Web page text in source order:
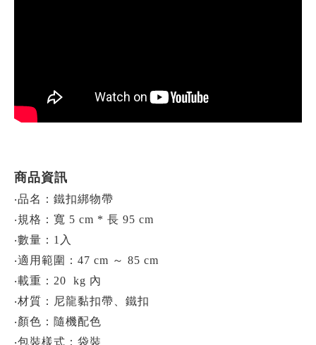
商品資訊
‧品名：鐵扣綁物帶
‧規格：寬 5 cm * 長 95 cm
‧數量：1入
‧適用範圍：47 cm ～ 85 cm
‧載重：20 kg 內
‧材質：尼龍黏扣帶、鐵扣
‧顏色：隨機配色
‧包裝樣式：袋裝